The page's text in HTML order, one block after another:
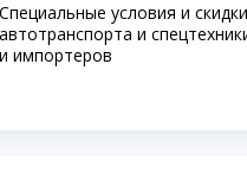
Специальные условия и
автотранспорта и
и импортеров